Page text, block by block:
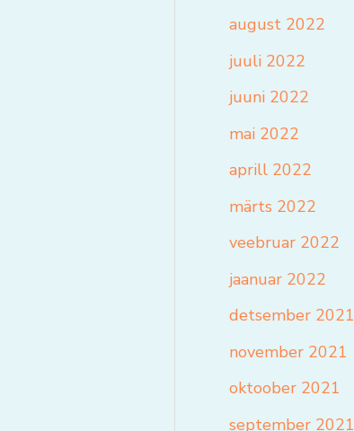
august 2022
juuli 2022
juuni 2022
mai 2022
aprill 2022
märts 2022
veebruar 2022
jaanuar 2022
detsember 2021
november 2021
oktoober 2021
september 2021